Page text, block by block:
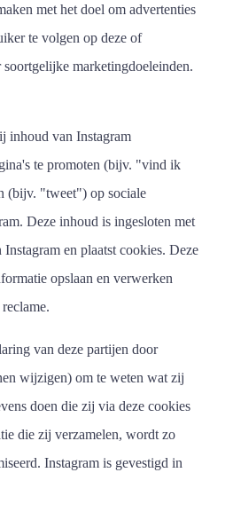
met het doel om advertenties
te volgen op deze of
marketingdoeleinden.
inhoud van Instagram
te promoten (bijv. "vind ik
(bijv. "tweet") op sociale
Deze inhoud is ingesloten met
en plaatst cookies. Deze
opslaan en verwerken
van deze partijen door
wijzigen) om te weten wat zij
doen die zij via deze cookies
die zij verzamelen, wordt zo
Instagram is gevestigd in